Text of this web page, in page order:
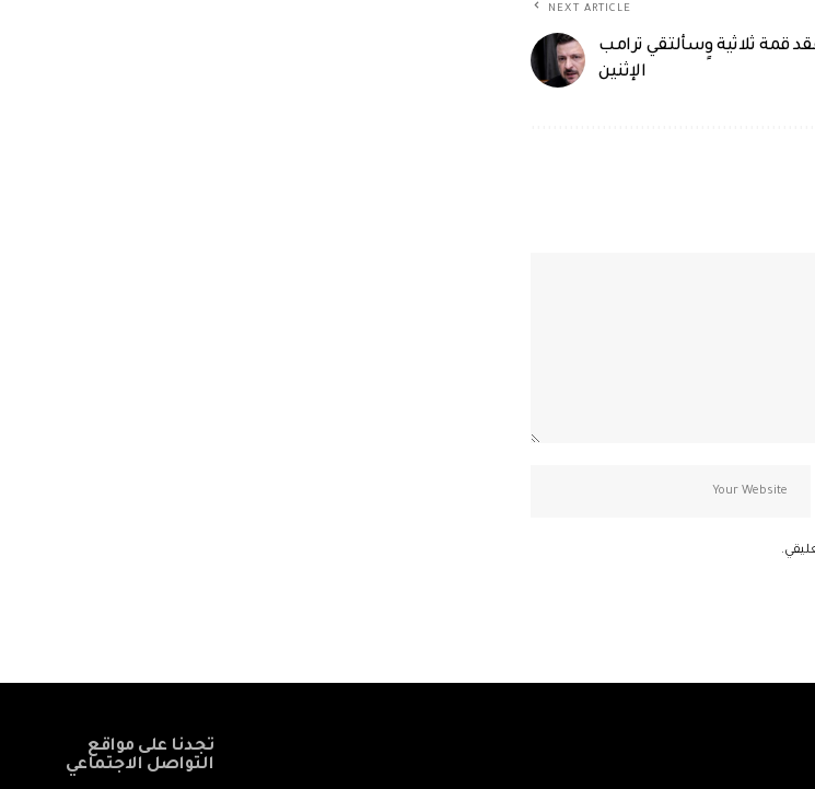
NEXT ARTICLE
قمة ثلاثية وٍسألتقي ترامب
الإثنين
تجدنا على مواقع
التواصل الاجتماعي